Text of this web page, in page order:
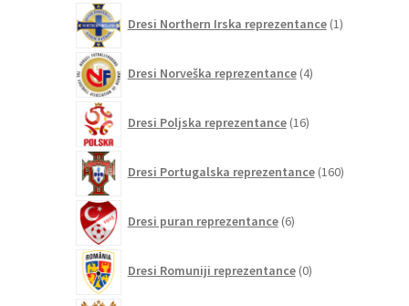
Dresi Northern Irska reprezentance 1izdelek
Dresi Norveška reprezentance 4izdelki
Dresi Poljska reprezentance 16izdelkov
Dresi Portugalska reprezentance 160izdelkov
Dresi puran reprezentance 6izdelkov
Dresi Romuniji reprezentance 0izdelkov